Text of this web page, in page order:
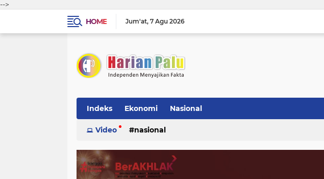
-->
HOME
Jum'at 7 Agu 2026
Indeks Ekonomi Nasional
Video nasional